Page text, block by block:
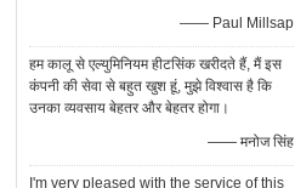
—— Paul Millsap
हम कालू से एल्युमिनियम हीटसिंक खरीदते हैं, मैं इस
कंपनी की सेवा से बहुत खुश हूं, मुझे विश्वास है कि
उनका व्यवसाय बेहतर और बेहतर होगा।
—— मनोज सिंह
I'm very pleased with the service of this